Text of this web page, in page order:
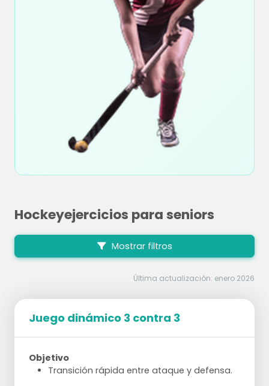
Hockeyejercicios para seniors
Mostrar filtros
Última actualización: enero 2026
Juego dinámico 3 contra 3
Objetivo
Transición rápida entre ataque y defensa.